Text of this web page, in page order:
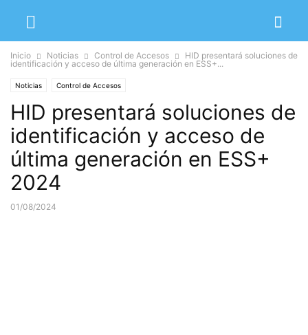
Inicio Noticias Control de Accesos
HID presentará soluciones de
identificación y acceso de última generación en ESS+...
Noticias Control de Accesos
HID presentará soluciones de
identificación y acceso de
última generación en ESS+
2024
01/08/2024